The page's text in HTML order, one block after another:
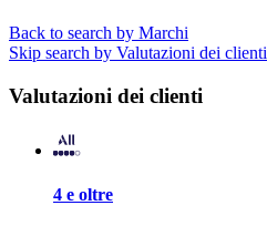
Back to search by Marchi
Skip search by Valutazioni dei clienti
Valutazioni dei clienti
4 e oltre